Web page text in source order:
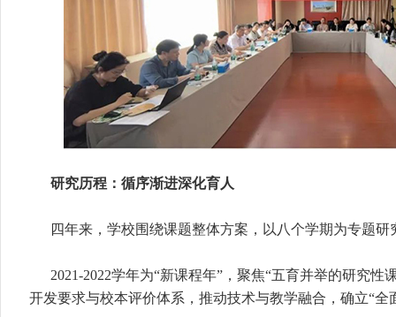
研究历程：循序渐进深化育人
四年来，学校围绕课题整体方案，以八个学期为专题
2021-2022学年为“新课程年”，聚焦“五育并举的研究性
开发要求与校本评价体系，推动技术与教学融合，确立“全